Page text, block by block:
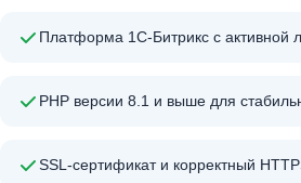
Платформа 1С-Битрикс с активной
PHP версии 8.1 и выше для
SSL-сертификат и корректный